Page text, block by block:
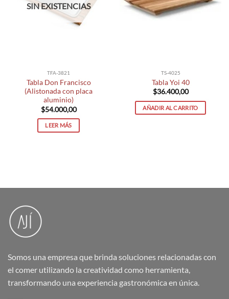
SIN EXISTENCIAS
TFA-3821
Tabla Don Francisco
(Alistonada con placa
aluminio)
$54.000,00
LEER MÁS
TS-4025
Tabla Yoi 40
$36.400,00
AÑADIR AL CARRITO
Somos una empresa que brinda soluciones relacionadas con
el comer utilizando la creatividad como herramienta,
transformando una experiencia gastronómica en única.